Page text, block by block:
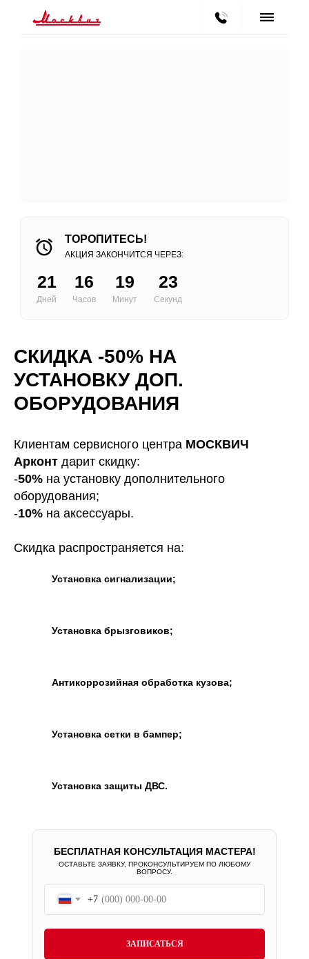
ТОРОПИТЕСЬ!
АКЦИЯ ЗАКОНЧИТСЯ ЧЕРЕЗ:
* Нажимая на кнопку, Вы даете
персональных данных
БЕСПЛАТНАЯ КОНСУЛЬТАЦИЯ МАСТЕРА!
ОСТАВЬТЕ ЗАЯВКУ, ПРОКОНСУЛЬТИРУЕМ
ПО ЛЮБОМУ ВОПРОСУ.
Дней
21
Часов
16
Минут
19
Секунд
23
СКИДКА -50% НА
УСТАНОВКУ ДОП.
ОБОРУДОВАНИЯ
Клиентам сервисного центра МОСКВИЧ
Арконт дарит скидку:
-50% на установку дополнительного
оборудования;
-10% на аксессуары.
Скидка распространяется на:
Установка сигнализации;
Установка брызговиков;
Антикоррозийная обработка кузова;
Установка сетки в бампер;
Установка защиты ДВС.
БЕСПЛАТНАЯ КОНСУЛЬТАЦИЯ МАСТЕРА!
ОСТАВЬТЕ ЗАЯВКУ, ПРОКОНСУЛЬТИРУЕМ ПО ЛЮБОМУ
ВОПРОСУ.
+7
ЗАПИСАТЬСЯ